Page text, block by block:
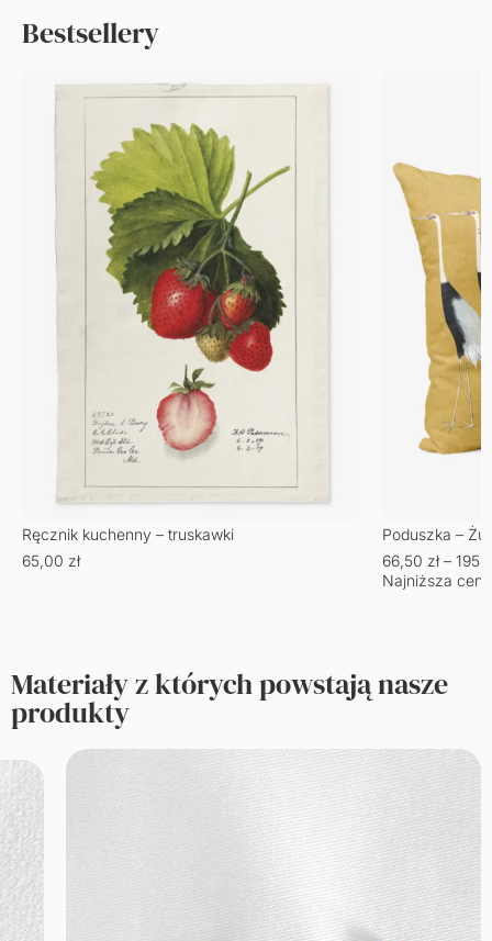
Bestsellery
Ręcznik kuchenny – truskawki
65,00 zł
Poduszka –
66,50 zł –
Najniższa
Materiały z których powstają nasze
produkty